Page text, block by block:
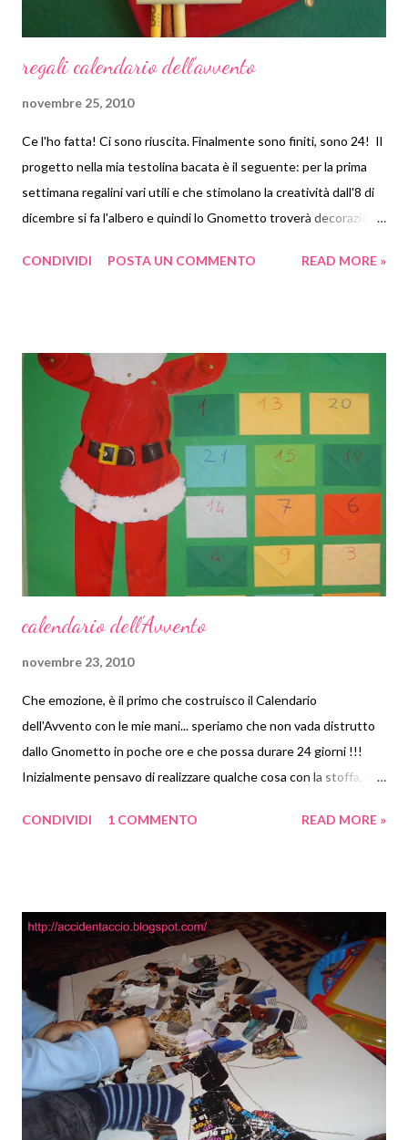
regali calendario dell'avvento
novembre 25, 2010
Ce l'ho fatta! Ci sono riuscita. Finalmente sono finiti, sono 24! Il
progetto nella mia testolina bacata è il seguente: per la prima
settimana regalini vari utili e che stimolano la creatività dall'8 di
dicembre si fa l'albero e quindi lo Gnometto troverà decorazioni
sono state realizzate insieme a lui (il colore e il nastrino sono
pubblicato in un altro post per finire tre decorazioni le ho
comprate (e va beh mica si può fare tutto!)
CONDIVIDI POSTA UN COMMENTO READ MORE »
calendario dell'Avvento
novembre 23, 2010
Che emozione, è il primo che costruisco il Calendario
dell'Avvento con le mie mani... speriamo che non vada distrutto
dallo Gnometto in poche ore e che possa durare 24 giorni !!!
Inizialmente pensavo di realizzare qualche cosa con la stoffa, i
non avevo abbastanza tempo (il prossimo anno comincerò a
un buco!!!! Allora mi è venuta l'idea: niente di cucito, tutto
incollato con colla stick e nastro biadesivo, un foglio di
cartoncino verde, 24 bustine di carta e la sagoma in cartone di
Babbo Natale comprata l'anno scorso e un po' rovinata e
claudicante perché lo Gnometto, che cominciava a fare i primi
passi, l'aveva strappata dal muro e resa zoppa! Questa mattina,
visto che pioveva, abbi...
CONDIVIDI 1 COMMENTO READ MORE »